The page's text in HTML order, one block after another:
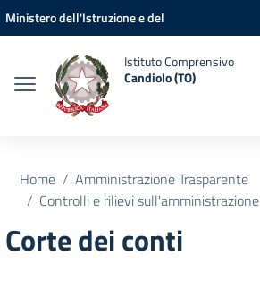
Vai ai contenuti
Vai al menu di navigazione
Vai al footer
Ministero dell'Istruzione e del
Istituto Comprensivo
Candiolo (TO)
Home
Amministrazione Trasparente
Controlli e rilievi sull'amministrazione
Corte dei conti